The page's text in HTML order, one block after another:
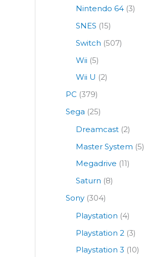
Nintendo 64 (3)
SNES (15)
Switch (507)
Wii (5)
Wii U (2)
PC (379)
Sega (25)
Dreamcast (2)
Master System (5)
Megadrive (11)
Saturn (8)
Sony (304)
Playstation (4)
Playstation 2 (3)
Playstation 3 (10)